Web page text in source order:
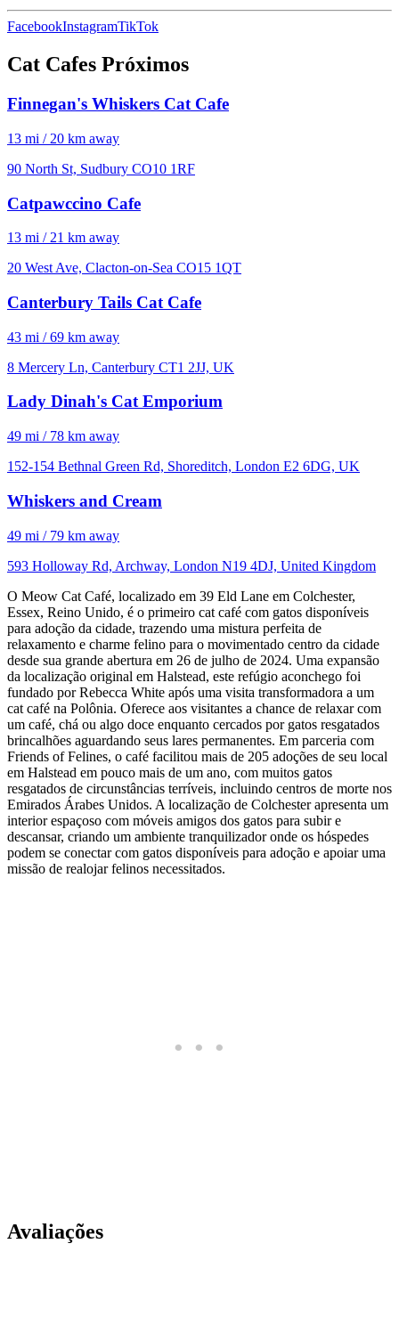
FacebookInstagramTikTok
Cat Cafes Próximos
Finnegan's Whiskers Cat Cafe
13 mi / 20 km away
90 North St, Sudbury CO10 1RF
Catpawccino Cafe
13 mi / 21 km away
20 West Ave, Clacton-on-Sea CO15 1QT
Canterbury Tails Cat Cafe
43 mi / 69 km away
8 Mercery Ln, Canterbury CT1 2JJ, UK
Lady Dinah's Cat Emporium
49 mi / 78 km away
152-154 Bethnal Green Rd, Shoreditch, London E2 6DG, UK
Whiskers and Cream
49 mi / 79 km away
593 Holloway Rd, Archway, London N19 4DJ, United Kingdom
O Meow Cat Café, localizado em 39 Eld Lane em Colchester,
Essex, Reino Unido, é o primeiro cat café com gatos disponíveis
para adoção da cidade, trazendo uma mistura perfeita de
relaxamento e charme felino para o movimentado centro da cidade
desde sua grande abertura em 26 de julho de 2024. Uma expansão
da localização original em Halstead, este refúgio aconchego foi
fundado por Rebecca White após uma visita transformadora a um
cat café na Polônia. Oferece aos visitantes a chance de relaxar com
um café, chá ou algo doce enquanto cercados por gatos resgatados
brincalhões aguardando seus lares permanentes. Em parceria com
Friends of Felines, o café facilitou mais de 205 adoções de seu local
em Halstead em pouco mais de um ano, com muitos gatos
resgatados de circunstâncias terríveis, incluindo centros de morte nos
Emirados Árabes Unidos. A localização de Colchester apresenta um
interior espaçoso com móveis amigos dos gatos para subir e
descansar, criando um ambiente tranquilizador onde os hóspedes
podem se conectar com gatos disponíveis para adoção e apoiar uma
missão de realojar felinos necessitados.
Avaliações